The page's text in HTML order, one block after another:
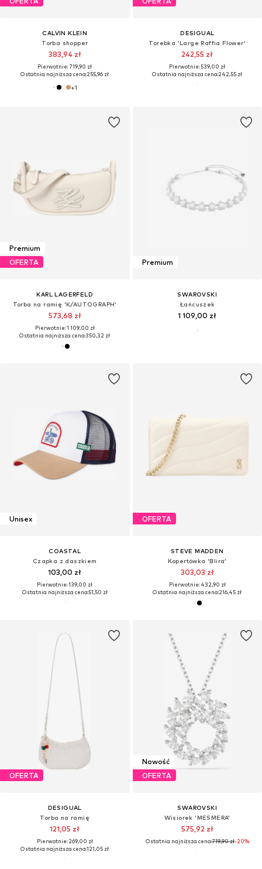
CALVIN KLEIN
Torba shopper
383,94 zł
Pierwotnie: 719,90 zł
Ostatnia najniższa cena:255,96 zł
+1
DESIGUAL
Torebka 'Large Raffia Flower'
242,55 zł
Pierwotnie: 539,00 zł
Ostatnia najniższa cena:242,55 zł
Premium
OFERTA
KARL LAGERFELD
Torba na ramię 'K/AUTOGRAPH'
573,68 zł
Pierwotnie: 1 109,00 zł
Ostatnia najniższa cena:350,32 zł
Premium
SWAROVSKI
Łańcuszek
1 109,00 zł
Unisex
COASTAL
Czapka z daszkiem
103,00 zł
Pierwotnie: 139,00 zł
Ostatnia najniższa cena:51,50 zł
OFERTA
STEVE MADDEN
Kopertówka 'Blira'
303,03 zł
Pierwotnie: 432,90 zł
Ostatnia najniższa cena:216,45 zł
OFERTA
DESIGUAL
Torba na ramię
121,05 zł
Pierwotnie: 269,00 zł
Ostatnia najniższa cena:121,05 zł
Nowość
OFERTA
SWAROVSKI
Wisiorek 'MESMERA'
575,92 zł
Ostatnia najniższa cena:719,90 zł-20%